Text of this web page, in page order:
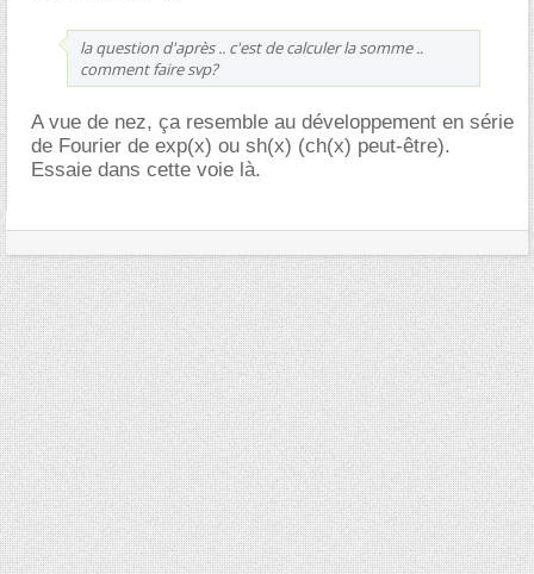
la question d'après .. c'est de calculer la somme ..
comment faire svp?
A vue de nez, ça resemble au développement en série
de Fourier de exp(x) ou sh(x) (ch(x) peut-être).
Essaie dans cette voie là.